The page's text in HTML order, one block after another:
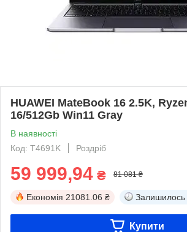
HUAWEI MateBook 16 2.5K,
16/512Gb Win11 Gray
В наявності
Код: T4691K
Роздріб
59 999,94 ₴ 81 081 ₴
Економія 21081.06 ₴ Залишилось
Купити